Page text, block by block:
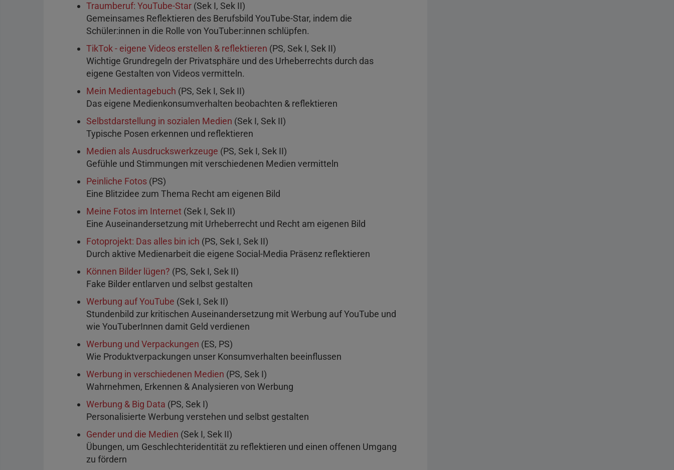
Traumberuf: YouTube-Star (Sek I, Sek II)
Gemeinsames Reflektieren des Berufsbild YouTube-Star, indem die
Schüler:innen in die Rolle von YouTuber:innen schlüpfen.
TikTok - eigene Videos erstellen & reflektieren (PS, Sek I, Sek II)
Wichtige Grundregeln der Privatsphäre und des Urheberrechts durch das
eigene Gestalten von Videos vermitteln.
Mein Medientagebuch (PS, Sek I, Sek II)
Das eigene Medienkonsumverhalten beobachten & reflektieren
Selbstdarstellung in sozialen Medien (Sek I, Sek II)
Typische Posen erkennen und reflektieren
Medien als Ausdruckswerkzeuge (PS, Sek I, Sek II)
Gefühle und Stimmungen mit verschiedenen Medien vermitteln
Peinliche Fotos (PS)
Eine Blitzidee zum Thema Recht am eigenen Bild
Meine Fotos im Internet (Sek I, Sek II)
Eine Auseinandersetzung mit Urheberrecht und Recht am eigenen Bild
Fotoprojekt: Das alles bin ich (PS, Sek I, Sek II)
Durch aktive Medienarbeit die eigene Social-Media Präsenz reflektieren
Können Bilder lügen? (PS, Sek I, Sek II)
Fake Bilder entlarven und selbst gestalten
Werbung auf YouTube (Sek I, Sek II)
Stundenbild zur kritischen Auseinandersetzung mit Werbung auf YouTube und
wie YouTuberInnen damit Geld verdienen
Werbung und Verpackungen (ES, PS)
Wie Produktverpackungen unser Konsumverhalten beeinflussen
Werbung in verschiedenen Medien (PS, Sek I)
Wahrnehmen, Erkennen & Analysieren von Werbung
Werbung & Big Data (PS, Sek I)
Personalisierte Werbung verstehen und selbst gestalten
Gender und die Medien (Sek I, Sek II)
Übungen, um Geschlechteridentität zu reflektieren und einen offenen Umgang
zu fördern